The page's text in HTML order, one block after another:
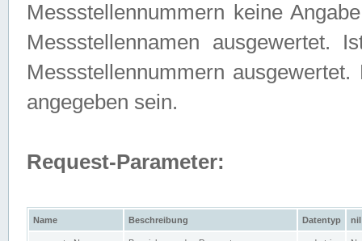
Messstellennummern keine
Messstellennamen ausgewertet.
Messstellennummern
angegeben sein.
Request-Parameter:
Name Beschreibung Datentyp nil